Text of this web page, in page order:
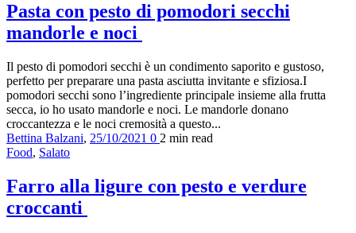
Pasta con pesto di pomodori secchi
mandorle e noci
Il pesto di pomodori secchi è un condimento saporito e gustoso,
perfetto per preparare una pasta asciutta invitante e sfiziosa.I
pomodori secchi sono l’ingrediente principale insieme alla frutta
secca, io ho usato mandorle e noci. Le mandorle donano
croccantezza e le noci cremosità a questo...
Bettina Balzani, 25/10/2021 0 2 min read
Food, Salato
Farro alla ligure con pesto e verdure
croccanti